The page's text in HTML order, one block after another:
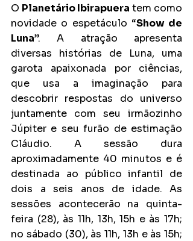
O Planetário Ibirapuera tem como
novidade o espetáculo “Show de
Luna”. A atração apresenta
diversas histórias de Luna, uma
garota apaixonada por ciências,
que usa a imaginação para
descobrir respostas do universo
juntamente com seu irmãozinho
Júpiter e seu furão de estimação
Cláudio. A sessão dura
aproximadamente 40 minutos e é
destinada ao público infantil de
dois a seis anos de idade. As
sessões acontecerão na quinta-
feira (28), às 11h, 13h, 15h e às 17h;
no sábado (30), às 11h, 13h e às 15h;